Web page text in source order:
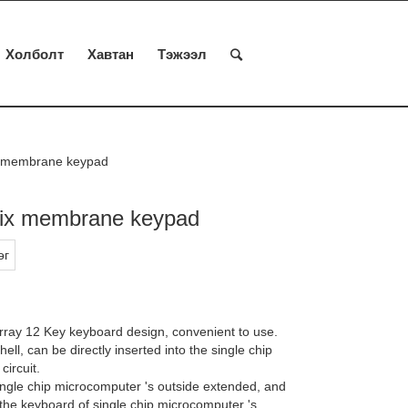
Холболт Хавтан Тэжээл
keypad
membrane keypad
12 Key keyboard design, convenient to use.
can be directly inserted into the single chip
chip microcomputer 's outside extended, and
keyboard of single chip microcomputer 's